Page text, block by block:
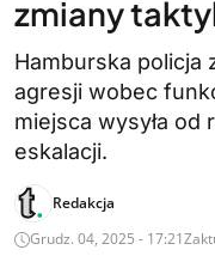
zmiany
Hamburska policja
agresji wobec
miejsca wysyła od
eskalacji.
Redakcja
Grudz. 04, 2025 - 17:21